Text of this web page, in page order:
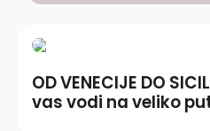
OD VENECIJE DO
vas vodi na veliko